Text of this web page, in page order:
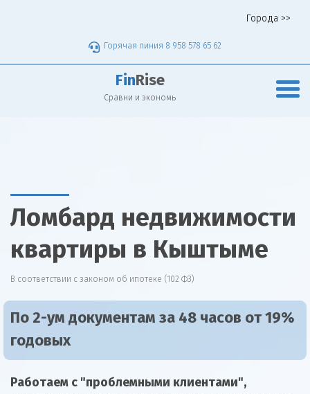
Города >>
Горячая линия 8 958 578 65 62
Fin Rise
Сравни и экономь
Ломбард недвижимости
квартиры в Кыштыме
В соответствии с законом об ипотеке (102 ФЗ)
По 2-ум документам за 48 часов от 19%
годовых
Работаем с "проблемными клиентами",